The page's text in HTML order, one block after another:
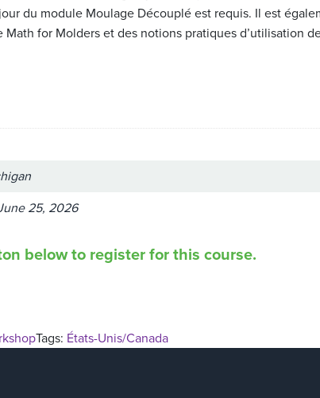
du module Moulage Découplé est requis. Il est
for Molders et des notions pratiques d’utilisation
25, 2026
below to register for this course.
Tags: États-Unis/Canada